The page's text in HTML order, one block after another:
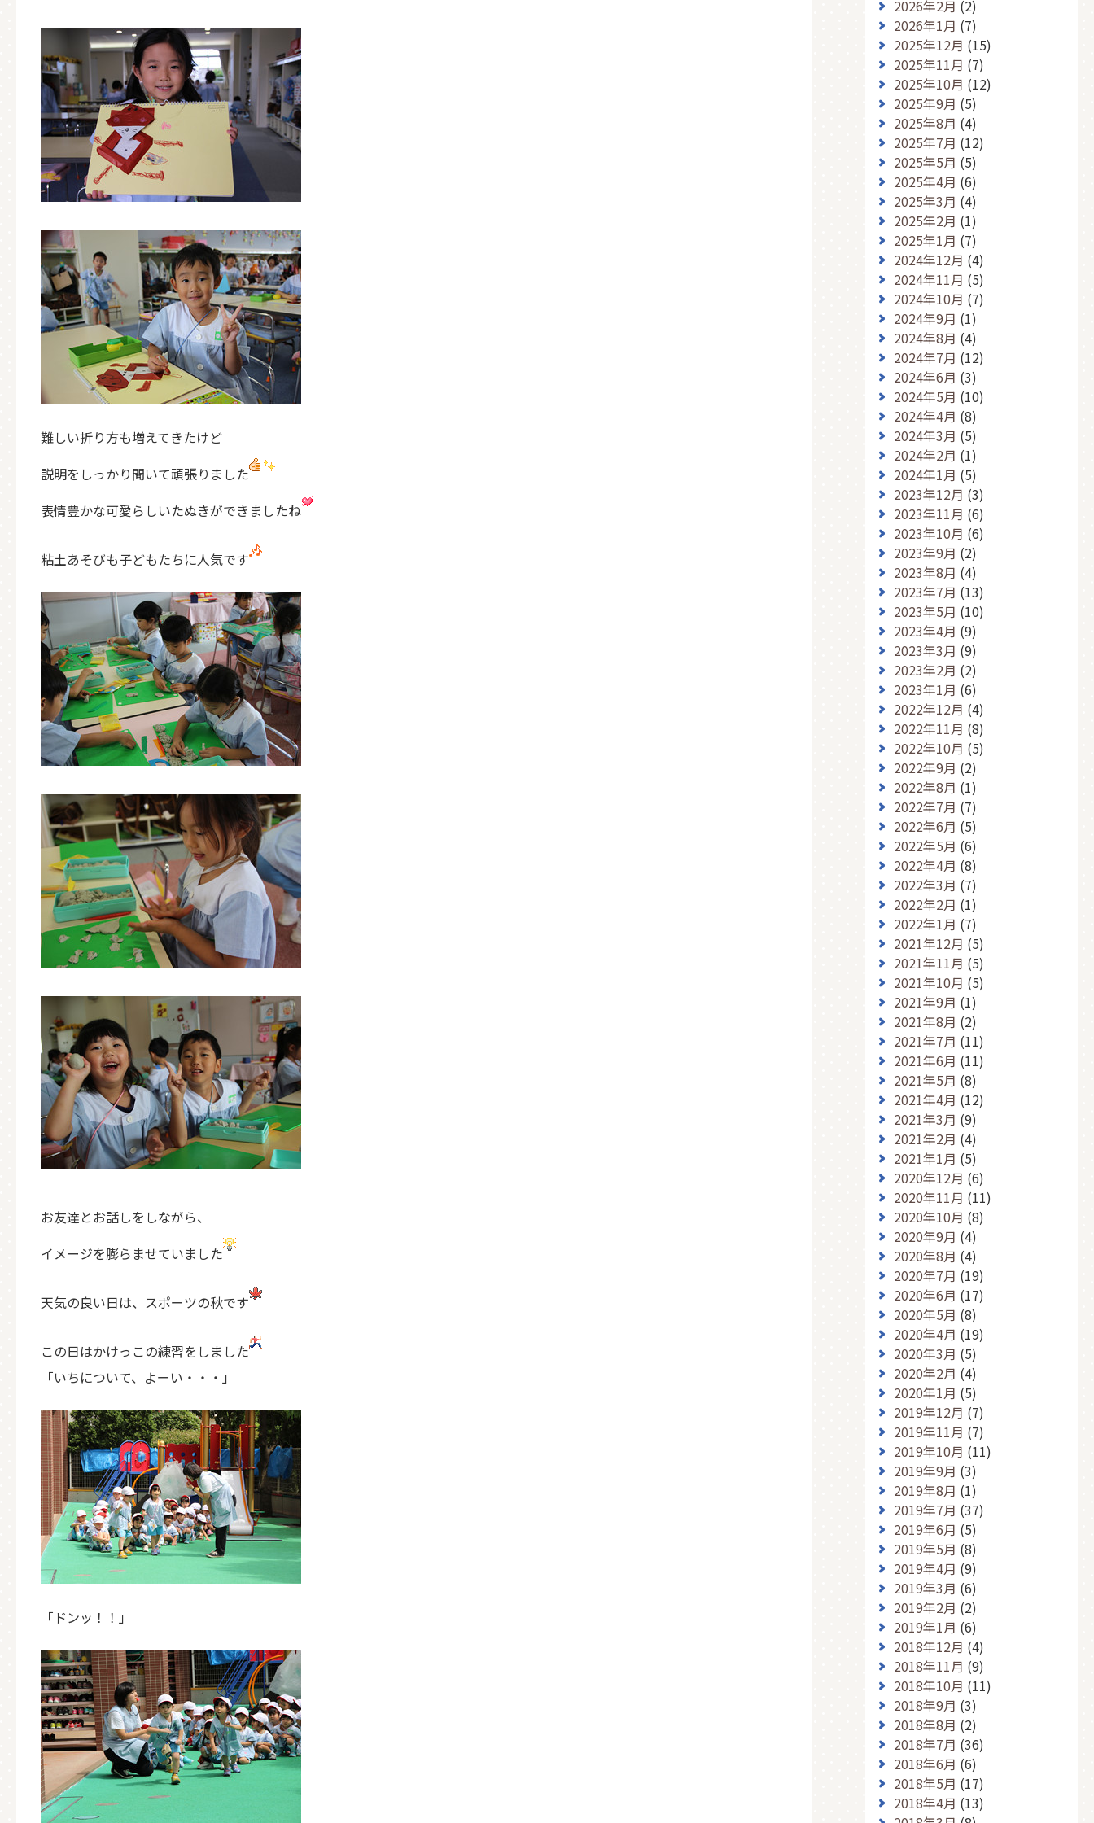
難しい折り方も増えてきたけど
説明をしっかり聞いて頑張りました
表情豊かな可愛らしいたぬきができましたね
粘土あそびも子どもたちに人気です
お友達とお話しをしながら、
イメージを膨らませていました
天気の良い日は、スポーツの秋です
この日はかけっこの練習をしました
「いちについて、よーい・・・」
「ドンッ！！」
2026年2月 (2)
2026年1月 (7)
2025年12月 (15)
2025年11月 (7)
2025年10月 (12)
2025年9月 (5)
2025年8月 (4)
2025年7月 (12)
2025年5月 (5)
2025年4月 (6)
2025年3月 (4)
2025年2月 (1)
2025年1月 (7)
2024年12月 (4)
2024年11月 (5)
2024年10月 (7)
2024年9月 (1)
2024年8月 (4)
2024年7月 (12)
2024年6月 (3)
2024年5月 (10)
2024年4月 (8)
2024年3月 (5)
2024年2月 (1)
2024年1月 (5)
2023年12月 (3)
2023年11月 (6)
2023年10月 (6)
2023年9月 (2)
2023年8月 (4)
2023年7月 (13)
2023年5月 (10)
2023年4月 (9)
2023年3月 (9)
2023年2月 (2)
2023年1月 (6)
2022年12月 (4)
2022年11月 (8)
2022年10月 (5)
2022年9月 (2)
2022年8月 (1)
2022年7月 (7)
2022年6月 (5)
2022年5月 (6)
2022年4月 (8)
2022年3月 (7)
2022年2月 (1)
2022年1月 (7)
2021年12月 (5)
2021年11月 (5)
2021年10月 (5)
2021年9月 (1)
2021年8月 (2)
2021年7月 (11)
2021年6月 (11)
2021年5月 (8)
2021年4月 (12)
2021年3月 (9)
2021年2月 (4)
2021年1月 (5)
2020年12月 (6)
2020年11月 (11)
2020年10月 (8)
2020年9月 (4)
2020年8月 (4)
2020年7月 (19)
2020年6月 (17)
2020年5月 (8)
2020年4月 (19)
2020年3月 (5)
2020年2月 (4)
2020年1月 (5)
2019年12月 (7)
2019年11月 (7)
2019年10月 (11)
2019年9月 (3)
2019年8月 (1)
2019年7月 (37)
2019年6月 (5)
2019年5月 (8)
2019年4月 (9)
2019年3月 (6)
2019年2月 (2)
2019年1月 (6)
2018年12月 (4)
2018年11月 (9)
2018年10月 (11)
2018年9月 (3)
2018年8月 (2)
2018年7月 (36)
2018年6月 (6)
2018年5月 (17)
2018年4月 (13)